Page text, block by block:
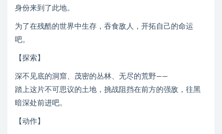
身份来到了此地。
为了在残酷的世界中生存，吞食敌人，开拓自己的命运
吧。
【探索】
深不见底的洞窟、茂密的丛林、无尽的荒野——
踏上这片不可思议的土地，挑战阻挡在前方的强敌，往黑
暗深处前进吧。
【动作】